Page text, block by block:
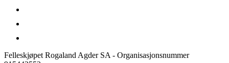
Felleskjøpet Rogaland Agder SA - Organisasjonsnummer